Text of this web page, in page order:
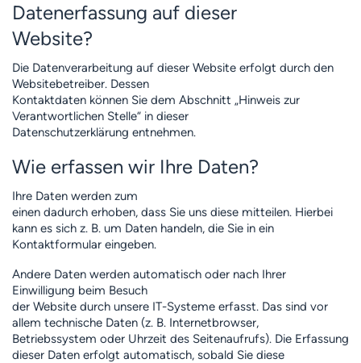
Datenerfassung auf dieser
Website?
Die Datenverarbeitung auf dieser Website erfolgt durch den
Websitebetreiber. Dessen
Kontaktdaten können Sie dem Abschnitt „Hinweis zur
Verantwortlichen Stelle“ in dieser
Datenschutzerklärung entnehmen.
Wie erfassen wir Ihre Daten?
Ihre Daten werden zum
einen dadurch erhoben, dass Sie uns diese mitteilen. Hierbei
kann es sich z. B. um Daten handeln, die Sie in ein
Kontaktformular eingeben.
Andere Daten werden automatisch oder nach Ihrer
Einwilligung beim Besuch
der Website durch unsere IT-Systeme erfasst. Das sind vor
allem technische Daten (z. B. Internetbrowser,
Betriebssystem oder Uhrzeit des Seitenaufrufs). Die Erfassung
dieser Daten erfolgt automatisch, sobald Sie diese